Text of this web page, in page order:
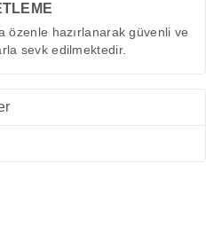
özenle hazırlanarak güvenli ve
sevk edilmektedir.